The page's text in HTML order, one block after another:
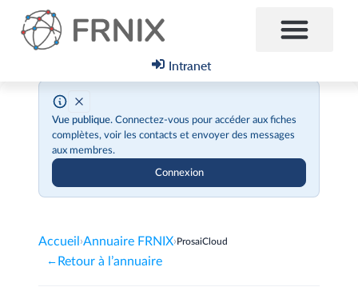
Intranet
Vue publique. Connectez-vous pour accéder aux fiches
complètes, voir les contacts et envoyer des messages
aux membres.
Connexion
Accueil ›Annuaire FRNIX›ProsaiCloud
← Retour à l’annuaire